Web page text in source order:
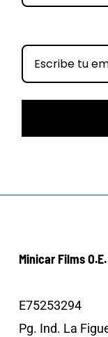
Minicar Films O.E.
E75253294
Pg. Ind. La